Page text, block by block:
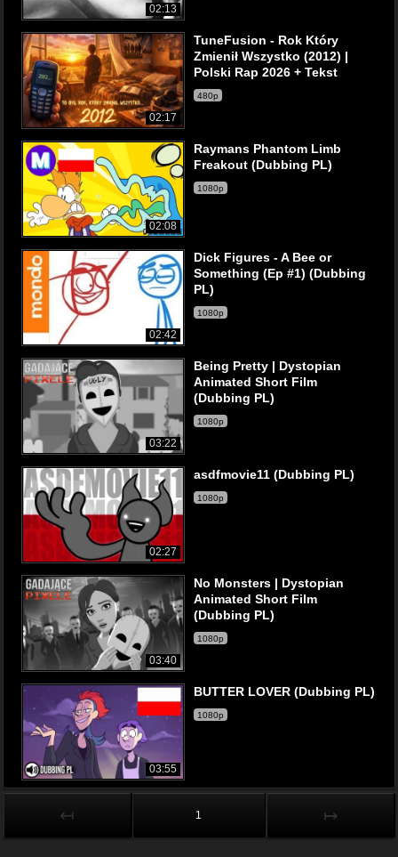
02:13
02:17
TuneFusion - Rok Który
Zmienił Wszystko (2012) |
Polski Rap 2026 + Tekst
480p
02:08
Raymans Phantom Limb
Freakout (Dubbing PL)
1080p
02:42
Dick Figures - A Bee or
Something (Ep #1) (Dubbing
PL)
1080p
03:22
Being Pretty | Dystopian
Animated Short Film
(Dubbing PL)
1080p
02:27
asdfmovie11 (Dubbing PL)
1080p
03:40
No Monsters | Dystopian
Animated Short Film
(Dubbing PL)
1080p
03:55
BUTTER LOVER (Dubbing PL)
1080p
↤ 1 ↦